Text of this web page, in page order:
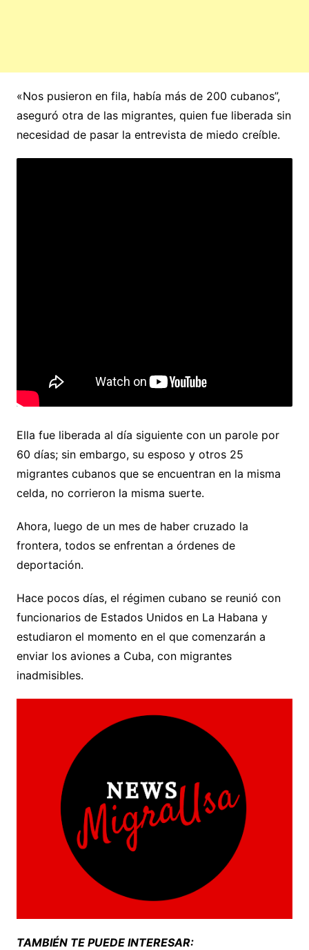
«Nos pusieron en fila, había más de 200 cubanos”,
aseguró otra de las migrantes, quien fue liberada sin
necesidad de pasar la entrevista de miedo creíble.
Ella fue liberada al día siguiente con un parole por
60 días; sin embargo, su esposo y otros 25
migrantes cubanos que se encuentran en la misma
celda, no corrieron la misma suerte.
Ahora, luego de un mes de haber cruzado la
frontera, todos se enfrentan a órdenes de
deportación.
Hace pocos días, el régimen cubano se reunió con
funcionarios de Estados Unidos en La Habana y
estudiaron el momento en el que comenzarán a
enviar los aviones a Cuba, con migrantes
inadmisibles.
TAMBIÉN TE PUEDE INTERESAR: